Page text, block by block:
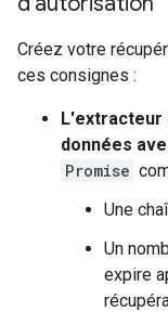
Créez votre
ces consignes :
L'extracteur
données
Promise
Une
Un
expire